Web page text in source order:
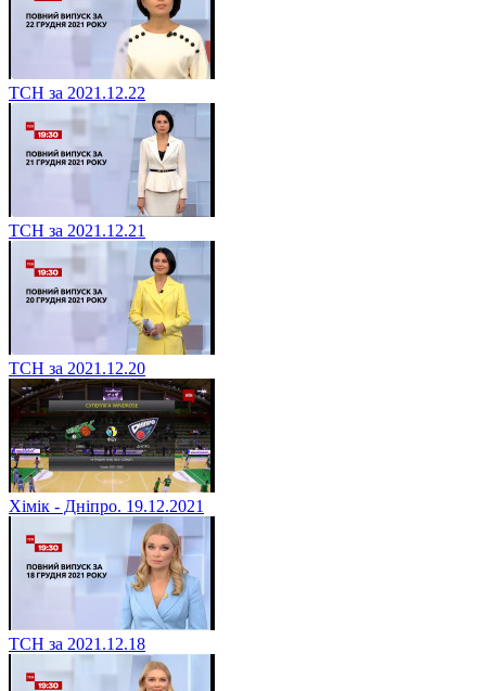
ТСН за 2021.12.22
ТСН за 2021.12.21
ТСН за 2021.12.20
Хімік - Дніпро. 19.12.2021
ТСН за 2021.12.18